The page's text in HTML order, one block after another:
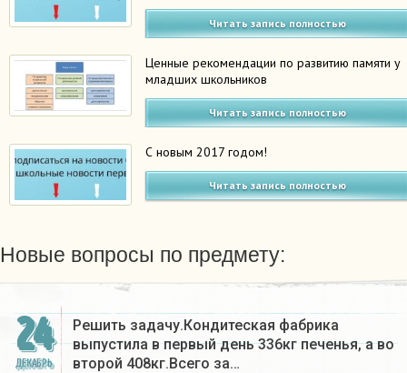
Читать запись полностью
Ценные рекомендации по развитию памяти у
младших школьников
Читать запись полностью
С новым 2017 годом!
Читать запись полностью
Новые вопросы по предмету:
24
ДЕКАБРЬ
Решить задачу.Кондитеская фабрика
выпустила в первый день 336кг печенья, а во
второй 408кг.Всего за…